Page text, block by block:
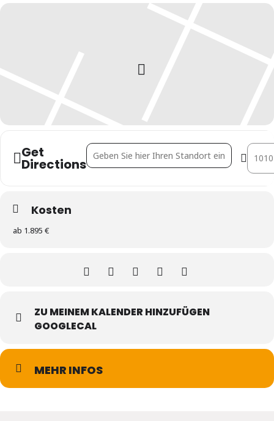
Get
Directions
Address - Bau und Betrieb von
Kosten
ab 1.895 €
ZU MEINEM KALENDER HINZUFÜGEN
GOOGLECAL
MEHR INFOS